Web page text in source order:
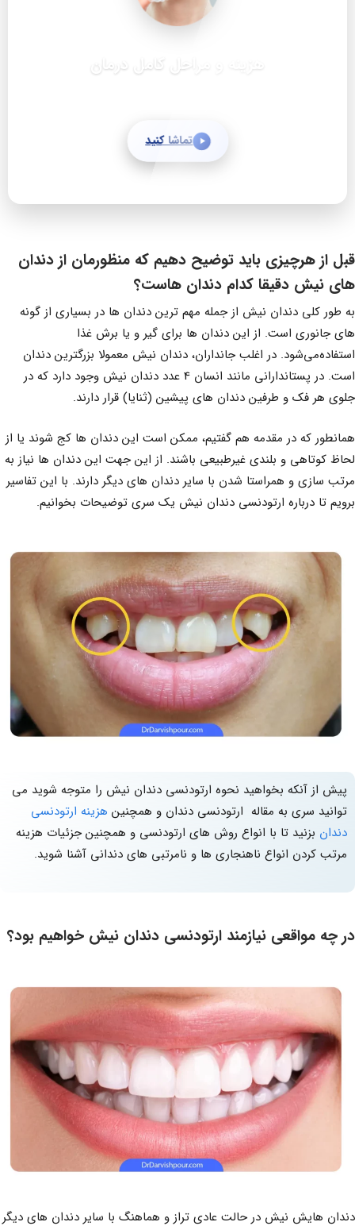
نتایج واقعی درمان را ببینید
تماشا کنید
قبل از هرچیزی باید توضیح دهیم که منظورمان از دندان
های نیش دقیقا کدام دندان هاست؟
به طور کلی دندان نیش از جمله مهم ترین دندان ها در بسیاری از گونه
های جانوری است. از این دندان ها برای گیر و یا برش غذا
استفاده‌می‌شود. در اغلب جانداران، دندان نیش معمولا بزرگترین دندان
است. در پستاندارانی مانند انسان 4 عدد دندان نیش وجود دارد که در
جلوی هر فک و طرفین دندان های پیشین (ثنایا) قرار دارند.
همانطور که در مقدمه هم گفتیم، ممکن است این دندان ها کج شوند یا از
لحاظ کوتاهی و بلندی غیرطبیعی باشند. از این جهت این دندان ها نیاز به
مرتب سازی و همراستا شدن با سایر دندان های دیگر دارند. با این تفاسیر
برویم تا درباره ارتودنسی دندان نیش یک سری توضیحات بخوانیم.
پیش از آنکه بخواهید نحوه ارتودنسی دندان نیش را متوجه شوید می
توانید سری به مقاله ارتودنسی دندان و همچنین هزینه ارتودنسی
دندان بزنید تا با انواع روش های ارتودنسی و همچنین جزئیات هزینه
مرتب کردن انواع ناهنجاری ها و نامرتبی های دندانی آشنا شوید.
در چه مواقعی نیازمند ارتودنسی دندان نیش خواهیم بود؟
دندان هایش نیش در حالت عادی تراز و هماهنگ با سایر دندان های دیگر